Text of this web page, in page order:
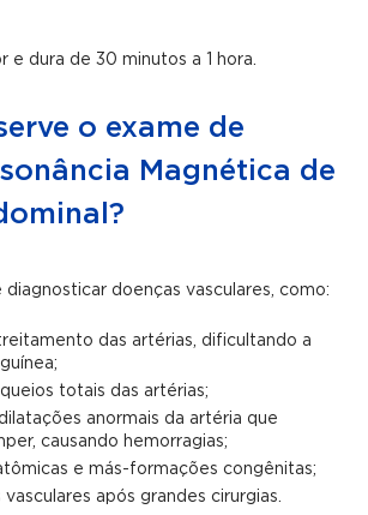
e dura de 30 minutos a 1 hora.
o exame de
Magnética de
doenças vasculares, como:
das artérias, dificultando a
totais das artérias;
dilatações anormais da artéria que
causando hemorragias;
e más-formações congênitas;
após grandes cirurgias.